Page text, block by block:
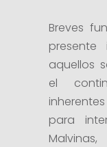
Breves
aquellos
el
para